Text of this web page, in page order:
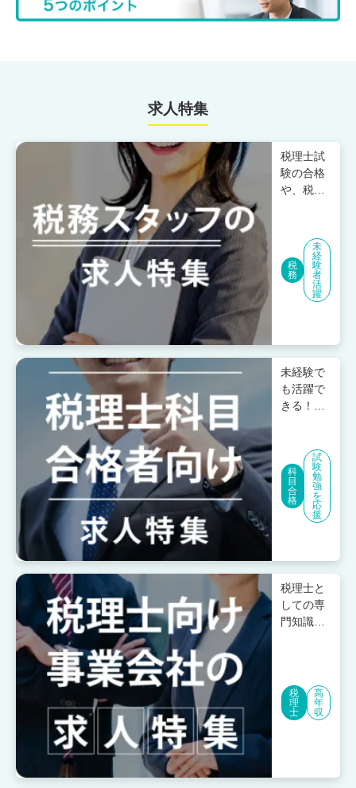
求人特集
税理士試
験の合格
や、税務
を目指し
ている方
に合った
求人をご
税
務
未
経
験
者
活
躍
未経験で
も活躍で
きる！税
の知識を
活かせる
求人をご
紹介しま
科
目
合
格
試
験
勉
強
を
応
援
税理士と
しての専
門知識
人気の企
業内税理
士の求人
税
理
士
高
年
収